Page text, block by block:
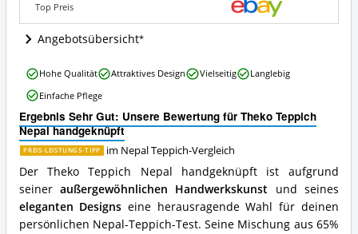
dieser
Nepal
Teppich
Top Preis
Angebotsübersicht
Ergebnis Sehr Gut: Unsere Bewertung für Theko Teppich
Nepal handgeknüpft
PREIS-LEISTUNGS-TIPP im Nepal Teppich-Vergleich
Der Theko Teppich Nepal handgeknüpft ist aufgrund
seineraußergewöhnlichen Handwerkskunst und seines
eleganten Designs eine herausragende Wahl für deinen
persönlichen Nepal-Teppich-Test. Seine Mischung aus 65%
Theko
Teppich
Nepal
handgeknüpft
Vorteile:
Was
spricht
für
diesen
Nepal
Teppich?
Hohe Qualität Attraktives Design Vielseitig
Langlebig
Einfache Pflege